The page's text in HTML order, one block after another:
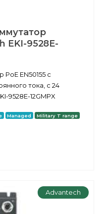
EKI-9528E-
EN50155 с
тока, с 24
9528E-12GMPX
Managed Military T range
Advantech